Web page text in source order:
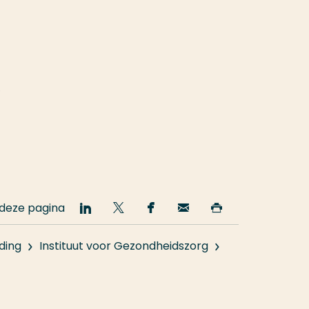
Instituut voor Gezondheidszorg
pagina
Deel
op
LinkedIn
Deel
op
Twitter
Deel
op
Facebook
Email
deze
pagina
deze